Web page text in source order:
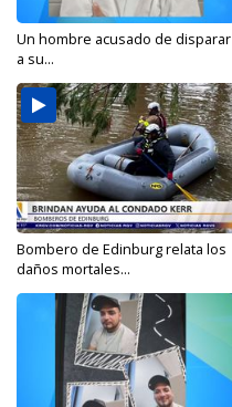
Un hombre acusado de disparar
a su...
Bombero de Edinburg relata los
daños mortales...